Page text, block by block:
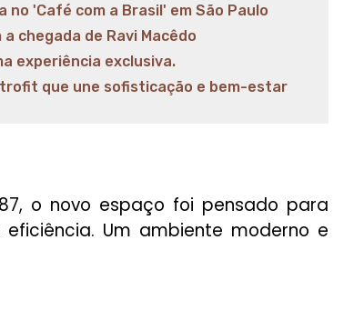
no 'Café com a Brasil' em São Paulo
chegada de Ravi Macêdo
experiência exclusiva.
que une sofisticação e bem-estar
o novo espaço foi pensado para
Um ambiente moderno e